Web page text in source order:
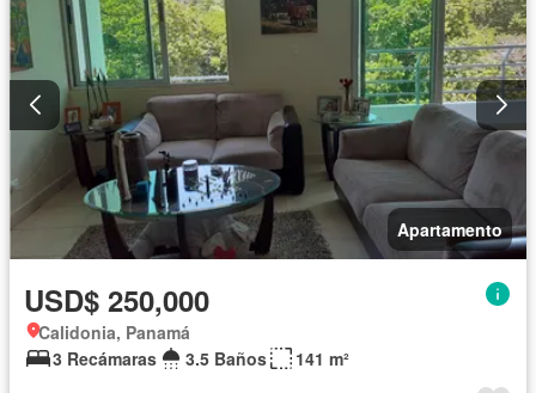
Apartamento
USD$ 250,000
Calidonia, Panamá
3 Recámaras
3.5 Baños 141 m²